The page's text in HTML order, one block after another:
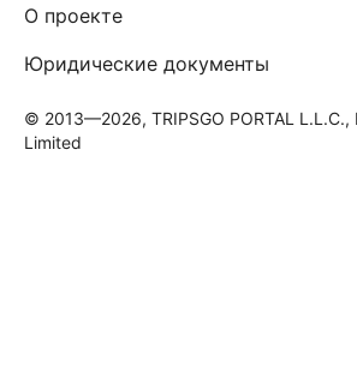
О проекте
Юридические документы
© 2013—2026, TRIPSGO PORTAL L.L.C.,
Limited